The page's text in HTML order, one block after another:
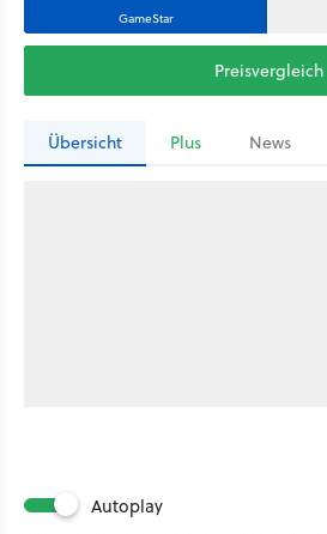
GameStar
Preisvergleich
Übersicht Plus News
Autoplay